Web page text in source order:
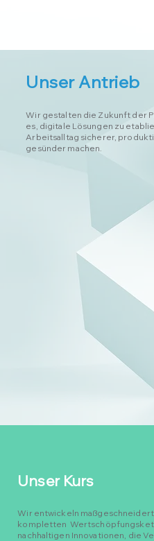
Unser Antrieb
Wir gestalten die Zukunft der
es, digitale Lösungen zu
Arbeitsalltag sicherer,
gesünder machen.
Unser Kurs
Wir entwickeln
kompletten
nachhaltigen Innovationen, die